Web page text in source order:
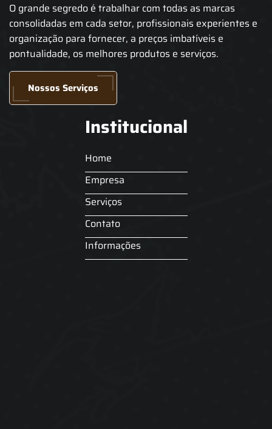
O grande segredo é trabalhar com todas as marcas
consolidadas em cada setor, profissionais experientes e
organização para fornecer, a preços imbatíveis e
pontualidade, os melhores produtos e serviços.
Nossos Serviços
Institucional
Home
Empresa
Serviços
Contato
Informações